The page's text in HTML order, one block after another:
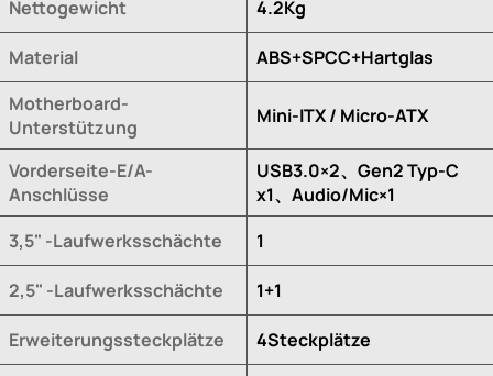
Nettogewicht 4.2Kg
Material
ABS+SPCC+Hartglas
Motherboard-
Unterstützung
Mini-ITX / Micro-ATX
Vorderseite-E/A-
Anschlüsse
USB3.0×2、Gen2 Typ-C
x1、Audio/Mic×1
3,5" -Laufwerksschächte
1
2,5" -Laufwerksschächte 1+1
Erweiterungssteckplätze 4Steckplätze